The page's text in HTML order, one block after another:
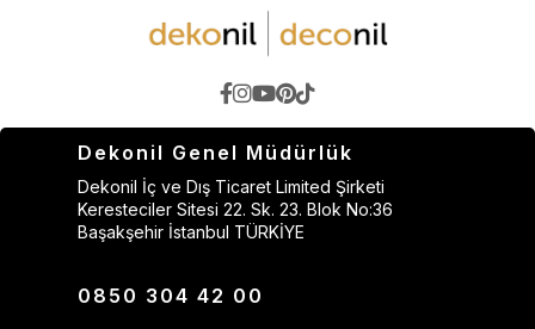
Dekonil Genel Müdürlük
Dekonil İç ve Dış Ticaret Limited Şirketi
Keresteciler Sitesi 22. Sk. 23. Blok No:36
Başakşehir İstanbul TÜRKİYE
0850 304 42 00